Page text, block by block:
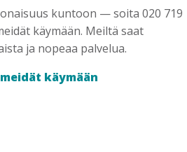
kuntoon — soita 020 719
käymään. Meiltä saat
ja nopeaa palvelua.
käymään